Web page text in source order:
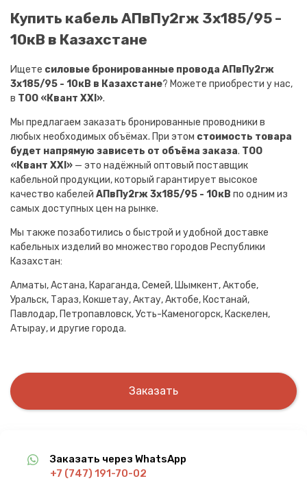
Купить кабель АПвПу2гж 3х185/95 -
10кВ в Казахстане
Ищете силовые бронированные провода АПвПу2гж
3х185/95 - 10кВ в Казахстане? Можете приобрести у нас,
в ТОО «Квант XXI».
Мы предлагаем заказать бронированные проводники в
любых необходимых объёмах. При этом стоимость товара
будет напрямую зависеть от объёма заказа. ТОО
«Квант XXI» — это надёжный оптовый поставщик
кабельной продукции, который гарантирует высокое
качество кабелей АПвПу2гж 3х185/95 - 10кВ по одним из
самых доступных цен на рынке.
Мы также позаботились о быстрой и удобной доставке
кабельных изделий во множество городов Республики
Казахстан:
Алматы, Астана, Караганда, Семей, Шымкент, Актобе,
Уральск, Тараз, Кокшетау, Актау, Актобе, Костанай,
Павлодар, Петропавловск, Усть-Каменогорск, Каскелен,
Атырау, и другие города.
Заказать
Заказать через WhatsApp
+7 (747) 191-70-02